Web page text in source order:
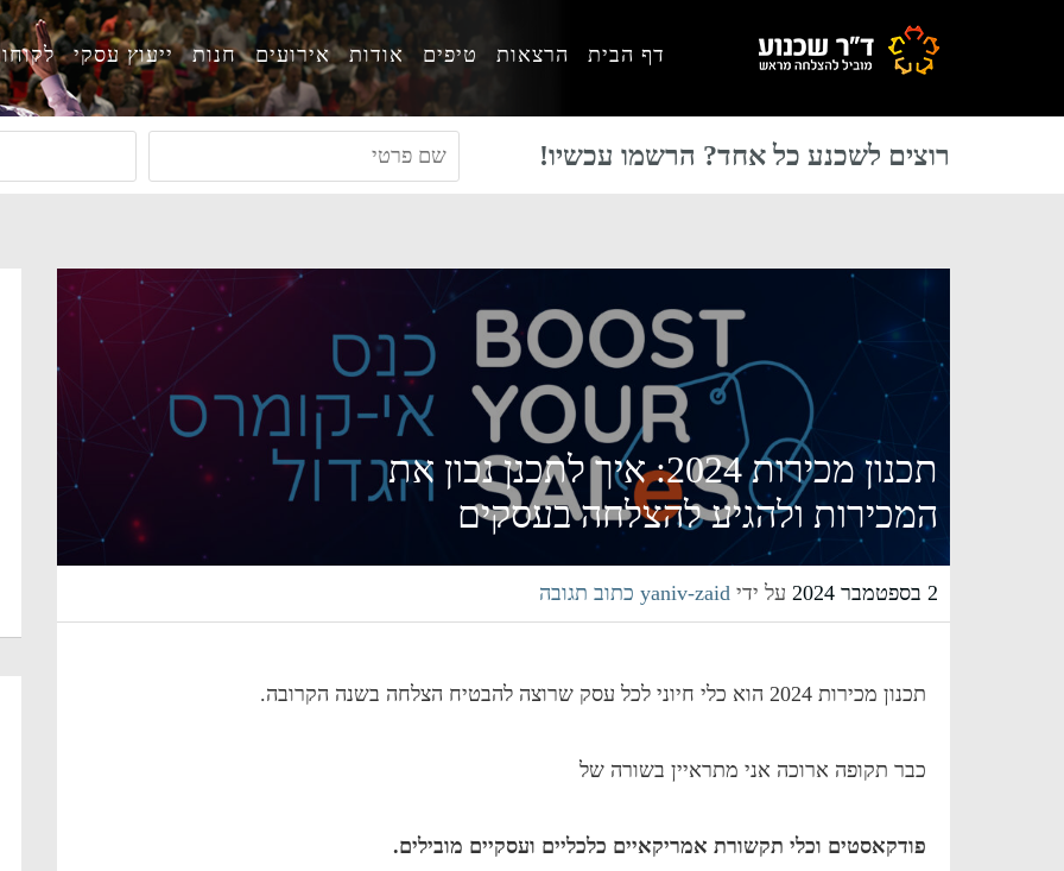
דף הבית הרצאות טיפים אודות אירועים חנות ייעוץ עסקי
רוצים לשכנע כל אחד? הרשמו עכשיו!
תכנון מכירות 2024: איך לתכנן נכון את
המכירות ולהגיע להצלחה בעסקים
2 בספטמבר 2024 על ידי yaniv-zaid כתוב תגובה
תכנון מכירות 2024 הוא כלי חיוני לכל עסק שרוצה להבטיח הצלחה בשנה הקרובה.
כבר תקופה ארוכה אני מתראיין בשורה של
פודקאסטים וכלי תקשורת אמריקאיים כלכליים ועסקיים מובילים.